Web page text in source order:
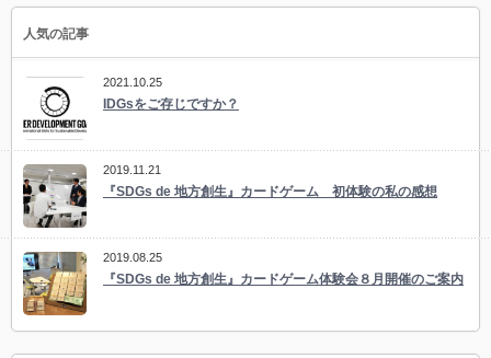
人気の記事
2021.10.25
IDGsをご存じですか？
2019.11.21
『SDGs de 地方創生』カードゲーム 初体験の私の感想
2019.08.25
『SDGs de 地方創生』カードゲーム体験会８月開催のご案内